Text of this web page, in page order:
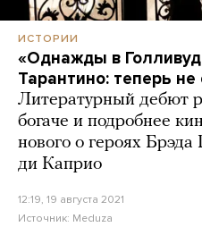
ИСТОРИИ
«Однажды в
Тарантино: теперь
Литературный дебют
богаче и подробнее
нового о героях
ди Каприо
12:19, 19 августа 2021
Источник: Meduza